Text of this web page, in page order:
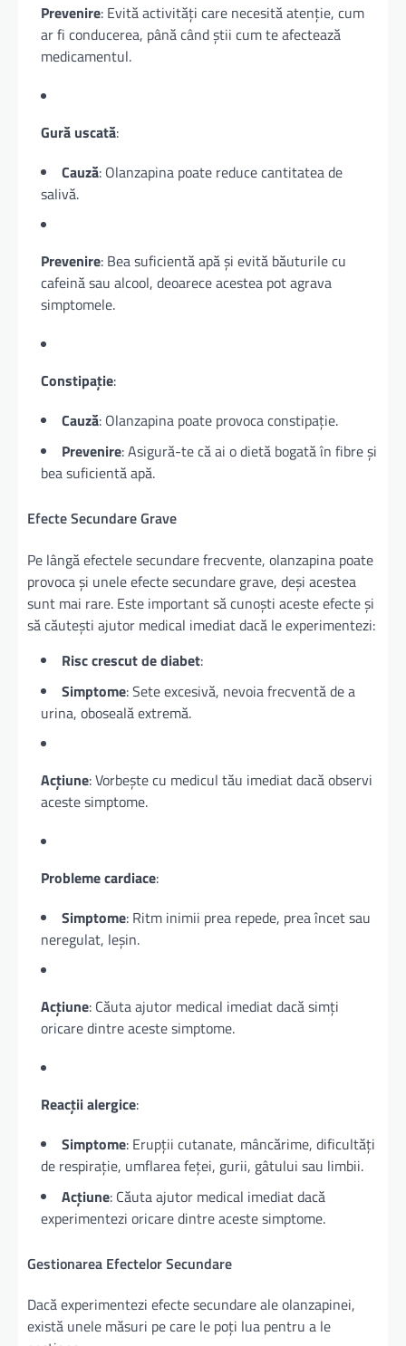
Prevenire: Evită activități care necesită atenție, cum
ar fi conducerea, până când știi cum te afectează
medicamentul.
Gură uscată:
Cauză: Olanzapina poate reduce cantitatea de
salivă.
Prevenire: Bea suficientă apă și evită băuturile cu
cafeină sau alcool, deoarece acestea pot agrava
simptomele.
Constipație:
Cauză: Olanzapina poate provoca constipație.
Prevenire: Asigură-te că ai o dietă bogată în fibre și
bea suficientă apă.
Efecte Secundare Grave
Pe lângă efectele secundare frecvente, olanzapina poate
provoca și unele efecte secundare grave, deși acestea
sunt mai rare. Este important să cunoști aceste efecte și
să căutești ajutor medical imediat dacă le experimentezi:
Risc crescut de diabet:
Simptome: Sete excesivă, nevoia frecventă de a
urina, oboseală extremă.
Acțiune: Vorbește cu medicul tău imediat dacă observi
aceste simptome.
Probleme cardiace:
Simptome: Ritm inimii prea repede, prea încet sau
neregulat, leșin.
Acțiune: Căuta ajutor medical imediat dacă simți
oricare dintre aceste simptome.
Reacții alergice:
Simptome: Erupții cutanate, mâncărime, dificultăți
de respirație, umflarea feței, gurii, gâtului sau limbii.
Acțiune: Căuta ajutor medical imediat dacă
experimentezi oricare dintre aceste simptome.
Gestionarea Efectelor Secundare
Dacă experimentezi efecte secundare ale olanzapinei,
există unele măsuri pe care le poți lua pentru a le